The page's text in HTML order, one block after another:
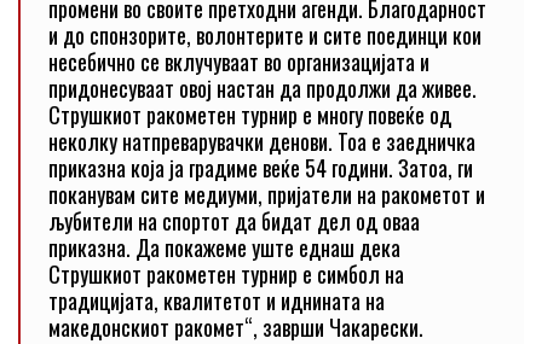
промени во своите претходни агенди. Благодарност
и до спонзорите, волонтерите и сите поединци кои
несебично се вклучуваат во организацијата и
придонесуваат овој настан да продолжи да живее.
Струшкиот ракометен турнир е многу повеќе од
неколку натпреварувачки денови. Тоа е заедничка
приказна која ја градиме веќе 54 години. Затоа, ги
поканувам сите медиуми, пријатели на ракометот и
љубители на спортот да бидат дел од оваа
приказна. Да покажеме уште еднаш дека
Струшкиот ракометен турнир е симбол на
традицијата, квалитетот и иднината на
македонскиот ракомет“, заврши Чакарески.